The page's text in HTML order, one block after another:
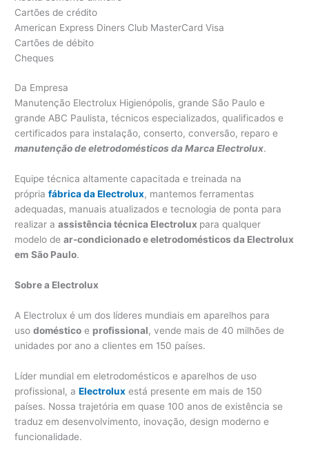
Cartões de crédito
American Express Diners Club MasterCard Visa
Cartões de débito
Cheques
Da Empresa
Manutenção Electrolux Higienópolis, grande São Paulo e
grande ABC Paulista, técnicos especializados, qualificados e
certificados para instalação, conserto, conversão, reparo e
manutenção de eletrodomésticos da Marca Electrolux.
Equipe técnica altamente capacitada e treinada na
própriafábrica da Electrolux, mantemos ferramentas
adequadas, manuais atualizados e tecnologia de ponta para
realizar aassistência técnica Electrolux para qualquer
modelo dear-condicionado e eletrodomésticos da Electrolux
em São Paulo.
Sobre a Electrolux
A Electrolux é um dos líderes mundiais em aparelhos para
usodoméstico e profissional, vende mais de 40 milhões de
unidades por ano a clientes em 150 países.
Líder mundial em eletrodomésticos e aparelhos de uso
profissional, aElectrolux está presente em mais de 150
países. Nossa trajetória em quase 100 anos de existência se
traduz em desenvolvimento, inovação, design moderno e
funcionalidade.